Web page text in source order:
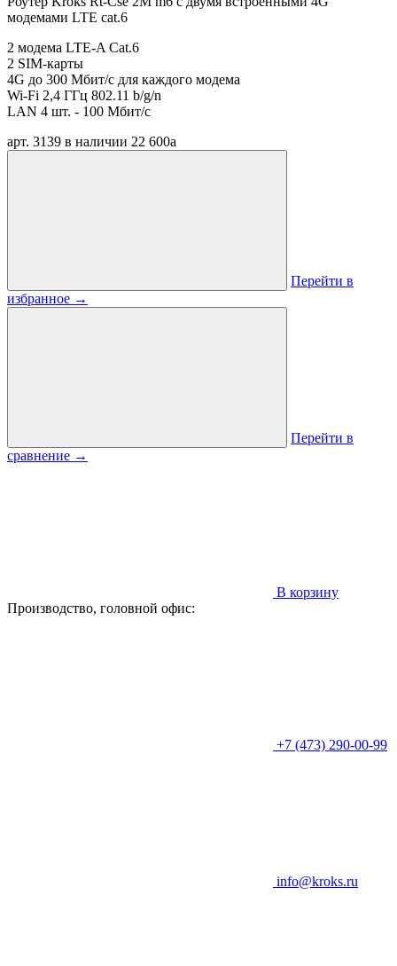
модемами LTE cat.6
2 модема LTE-A Cat.6
2 SIM-карты
4G до 300 Мбит/с для каждого модема
Wi-Fi 2,4 ГГц 802.11 b/g/n
LAN 4 шт. - 100 Мбит/с
арт. 3139 в наличии 22 600a
Перейти в
избранное →
Перейти в
сравнение →
В корзину
Производство, головной офис:
+7 (473) 290-00-99
info@kroks.ru